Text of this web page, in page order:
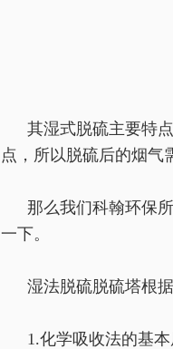
其湿式脱硫主要特
点，所以脱硫后的烟气
那么我们科翰环保
一下。
湿法脱硫脱硫塔根
1.化学吸收法的基